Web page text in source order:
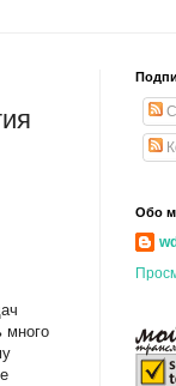
много
Обо